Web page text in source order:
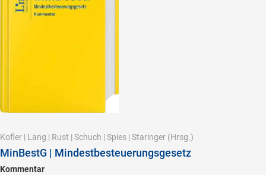
Kofler | Lang | Rust | Schuch | Spies | Staringer (Hrsg.)
MinBestG | Mindestbesteuerungsgesetz
Kommentar